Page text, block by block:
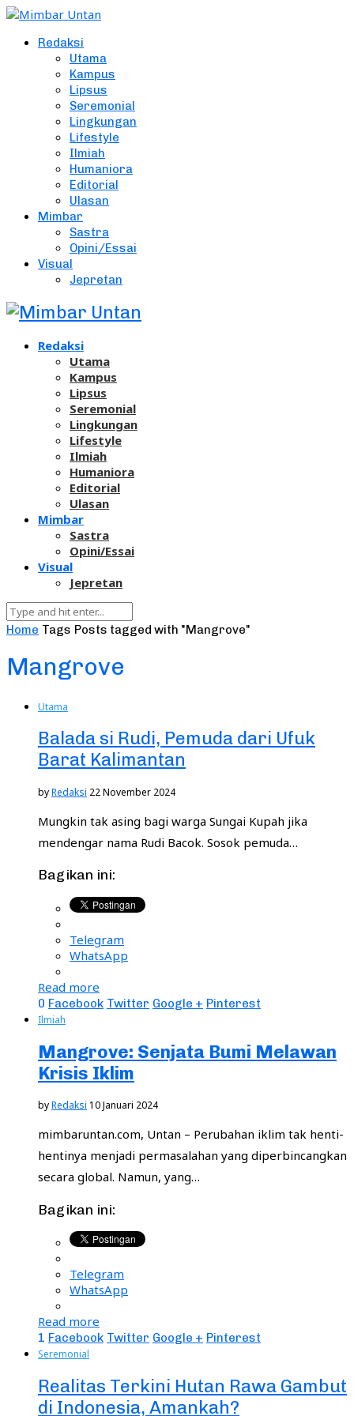
Redaksi
Utama
Kampus
Lipsus
Seremonial
Lingkungan
Lifestyle
Ilmiah
Humaniora
Editorial
Ulasan
Mimbar
Sastra
Opini/Essai
Visual
Jepretan
Redaksi
Utama
Kampus
Lipsus
Seremonial
Lingkungan
Lifestyle
Ilmiah
Humaniora
Editorial
Ulasan
Mimbar
Sastra
Opini/Essai
Visual
Jepretan
Home Tags Posts tagged with "Mangrove"
Mangrove
Utama
Balada si Rudi, Pemuda dari Ufuk
Barat Kalimantan
byRedaksi 22 November 2024
Mungkin tak asing bagi warga Sungai Kupah jika
mendengar nama Rudi Bacok. Sosok pemuda…
Bagikan ini:
Telegram
WhatsApp
Read more
0 Facebook Twitter Google + Pinterest
Ilmiah
Mangrove: Senjata Bumi Melawan
Krisis Iklim
byRedaksi 10 Januari 2024
mimbaruntan.com, Untan – Perubahan iklim tak henti-
hentinya menjadi permasalahan yang diperbincangkan
secara global. Namun, yang…
Bagikan ini:
Telegram
WhatsApp
Read more
1 Facebook Twitter Google + Pinterest
Seremonial
Realitas Terkini Hutan Rawa Gambut
di Indonesia, Amankah?